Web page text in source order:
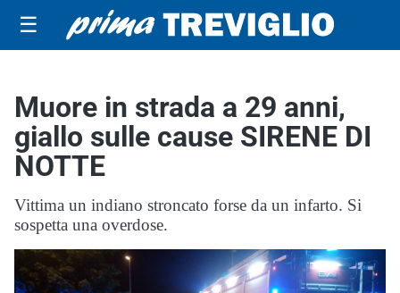
☰
Muore in strada a 29 anni,
giallo sulle cause SIRENE DI
NOTTE
Vittima un indiano stroncato forse da un infarto. Si
sospetta una overdose.